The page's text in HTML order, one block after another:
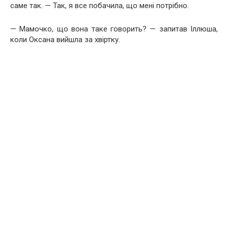
саме так. — Так, я все побачила, що мені потрібно.
— Мамочко, що вона таке говорить? — запитав Іллюша,
коли Оксана вийшла за хвіртку.